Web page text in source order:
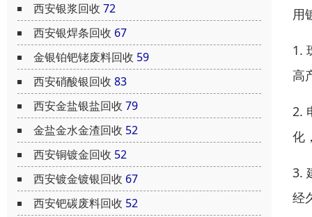
西安银浆回收 72
西安银焊条回收 67
金银铂钯铑废料回收 59
西安硝酸银回收 83
西安金盐银盐回收 79
金盐金水金渣回收 52
西安铜镀金回收 52
西安镀金镀银回收 67
西安钯碳废料回收 52
用
1.
高
2.
化
3.
经